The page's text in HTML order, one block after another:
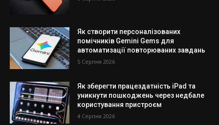
Як створити персоналізованих
помічників Gemini Gems для
автоматизації повторюваних завдань
5 Серпня 2026
Як зберегти працездатність iPad та
уникнути пошкоджень через недбале
користування пристроєм
4 Серпня 2026